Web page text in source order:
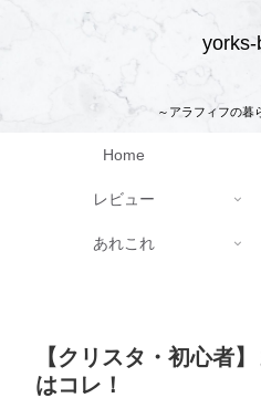
yorks-
～アラフィフの暮
Home
レビュー
あれこれ
【クリスタ・初心者
はコレ！